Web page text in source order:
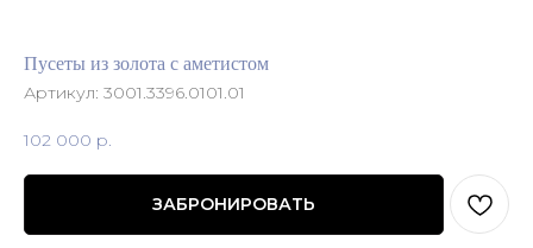
Пусеты из золота с аметистом
Артикул: 3001.3396.0101.01
102 000 р.
ЗАБРОНИРОВАТЬ